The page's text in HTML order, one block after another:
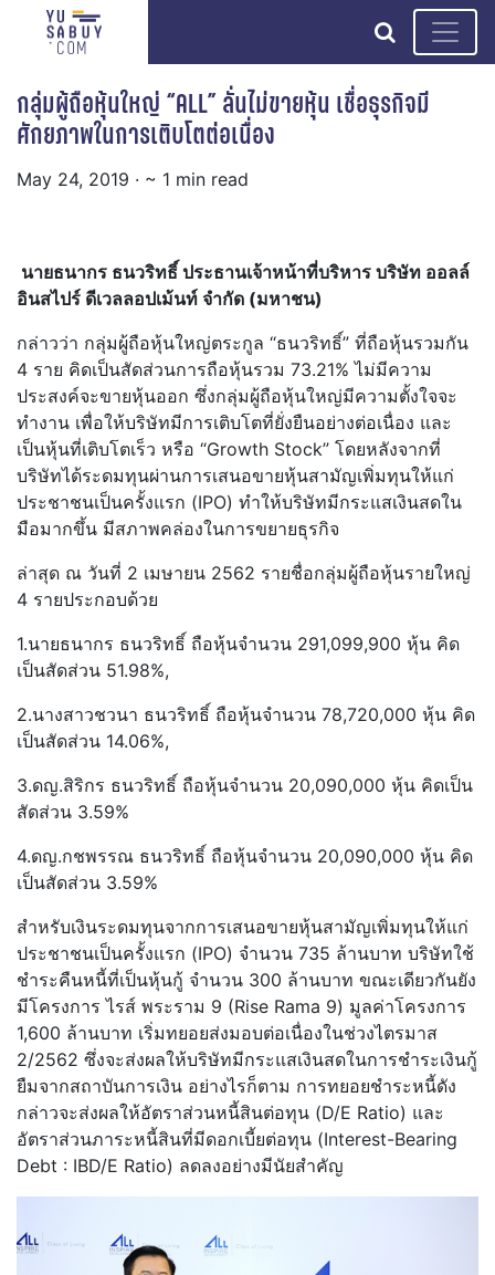
search
กลุ่มผู้ถือหุ้นใหญ่ “ALL” ลั่นไม่ขายหุ้น เชื่อธุรกิจมี
ศักยภาพในการเติบโตต่อเนื่อง
May 24, 2019 · ~ 1 min read
นายธนากร ธนวริทธิ์ ประธานเจ้าหน้าที่บริหาร บริษัท ออลล์
อินสไปร์ ดีเวลลอปเม้นท์ จำกัด (มหาชน)
กล่าวว่า กลุ่มผู้ถือหุ้นใหญ่ตระกูล “ธนวริทธิ์” ที่ถือหุ้นรวมกัน
4 ราย คิดเป็นสัดส่วนการถือหุ้นรวม 73.21% ไม่มีความ
ประสงค์จะขายหุ้นออก ซึ่งกลุ่มผู้ถือหุ้นใหญ่มีความตั้งใจจะ
ทำงาน เพื่อให้บริษัทมีการเติบโตที่ยั่งยืนอย่างต่อเนื่อง และ
เป็นหุ้นที่เติบโตเร็ว หรือ “Growth Stock” โดยหลังจากที่
บริษัทได้ระดมทุนผ่านการเสนอขายหุ้นสามัญเพิ่มทุนให้แก่
ประชาชนเป็นครั้งแรก (IPO) ทำให้บริษัทมีกระแสเงินสดใน
มือมากขึ้น มีสภาพคล่องในการขยายธุรกิจ
ล่าสุด ณ วันที่ 2 เมษายน 2562 รายชื่อกลุ่มผู้ถือหุ้นรายใหญ่
4 รายประกอบด้วย
1.นายธนากร ธนวริทธิ์ ถือหุ้นจำนวน 291,099,900 หุ้น คิด
เป็นสัดส่วน 51.98%,
2.นางสาวชวนา ธนวริทธิ์ ถือหุ้นจำนวน 78,720,000 หุ้น คิด
เป็นสัดส่วน 14.06%,
3.ดญ.สิริกร ธนวริทธิ์ ถือหุ้นจำนวน 20,090,000 หุ้น คิดเป็น
สัดส่วน 3.59%
4.ดญ.กชพรรณ ธนวริทธิ์ ถือหุ้นจำนวน 20,090,000 หุ้น คิด
เป็นสัดส่วน 3.59%
สำหรับเงินระดมทุนจากการเสนอขายหุ้นสามัญเพิ่มทุนให้แก่
ประชาชนเป็นครั้งแรก (IPO) จำนวน 735 ล้านบาท บริษัทใช้
ชำระคืนหนี้ที่เป็นหุ้นกู้ จำนวน 300 ล้านบาท ขณะเดียวกันยัง
มีโครงการ ไรส์ พระราม 9 (Rise Rama 9) มูลค่าโครงการ
1,600 ล้านบาท เริ่มทยอยส่งมอบต่อเนื่องในช่วงไตรมาส
2/2562 ซึ่งจะส่งผลให้บริษัทมีกระแสเงินสดในการชำระเงินกู้
ยืมจากสถาบันการเงิน อย่างไรก็ตาม การทยอยชำระหนี้ดัง
กล่าวจะส่งผลให้อัตราส่วนหนี้สินต่อทุน (D/E Ratio) และ
อัตราส่วนภาระหนี้สินที่มีดอกเบี้ยต่อทุน (Interest-Bearing
Debt : IBD/E Ratio) ลดลงอย่างมีนัยสำคัญ